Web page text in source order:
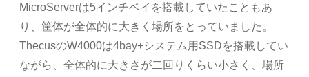
MicroServerは5インチベイを搭載していたこともあ
り、筐体が全体的に大きく場所をとっていました。
ThecusのW4000は4bay+システム用SSDを搭載してい
ながら、全体的に大きさが二回りくらい小さく、場所